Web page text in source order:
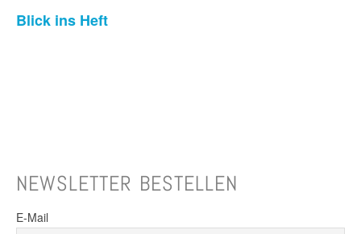
Blick ins Heft
NEWSLETTER BESTELLEN
E-Mail